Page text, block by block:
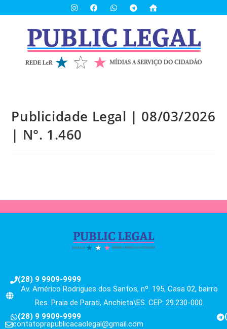
Publicidade Legal | 08/03/2026
| N°. 1.460
(28) 9 9909-9999
Av. Américo Rodrigues dos Santos, nº. 195, Casa 02, bairro
Res. Praia de Parati, Anchieta\ES. CEP: 29.230-000.
(28) 9 9909-9999
contatoprapublicacaolegal@gmail.com